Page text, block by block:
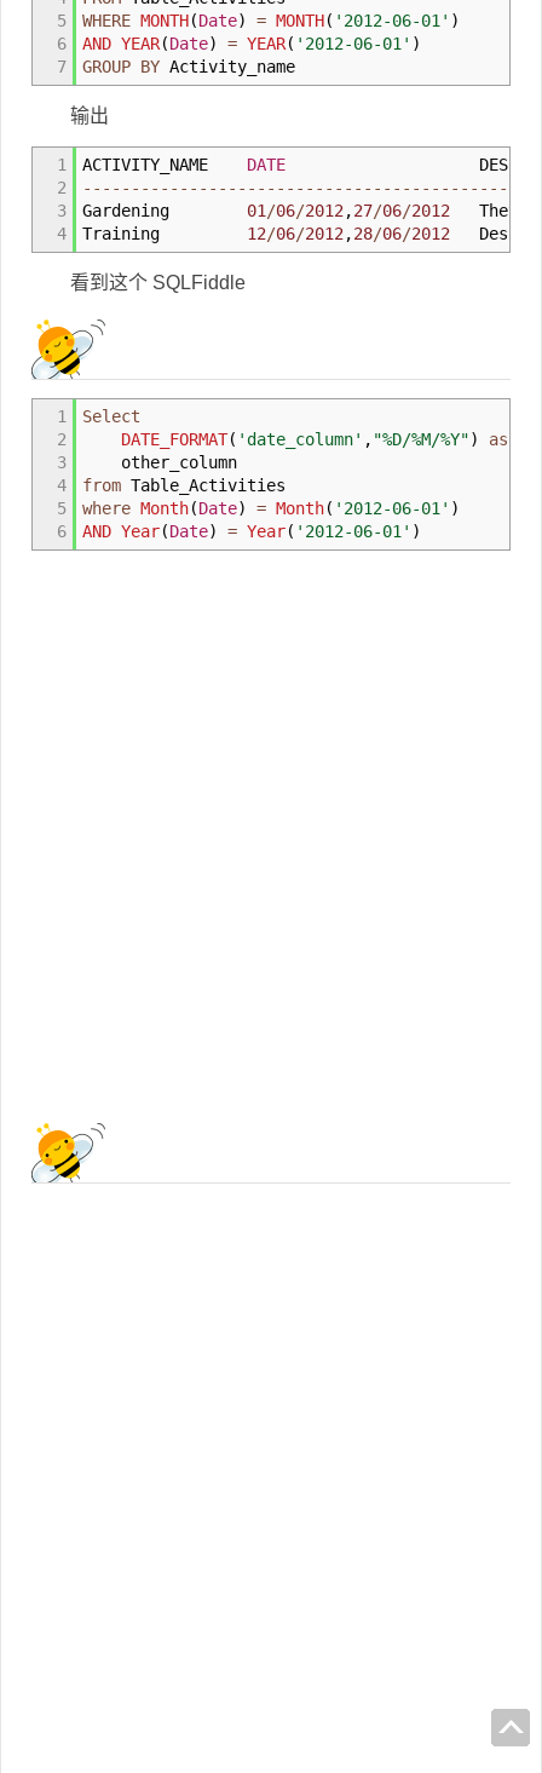
5
6
7
WHERE MONTH(Date) = MONTH( '2012-06-01' )
AND YEAR(Date) = YEAR( '2012-06-01' )
GROUP BY Activity_name
输出
1
2
3
4
ACTIVITY_NAME DATE
Gardening 01 /06/2012 ,27/06/2012 They
Training 12/06/2012 ,28/06/2012
看到这个 SQLFiddle
1
2
3
4
5
6
Select
DATE_FORMAT( 'date column' , "%D/%M/%Y") as
other_column
from Table_Activities
where Month(Date) = Month( '2012-06-01' )
AND Year(Date) = Year( '2012-06-01' )